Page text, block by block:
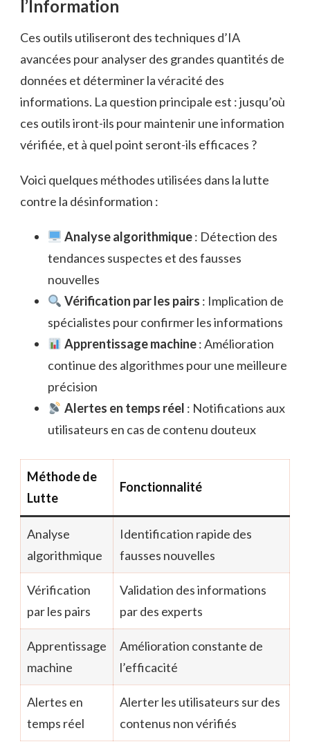
l’Information
Ces outils utiliseront des techniques d’IA
avancées pour analyser des grandes quantités de
données et déterminer la véracité des
informations. La question principale est : jusqu’où
ces outils iront-ils pour maintenir une information
vérifiée, et à quel point seront-ils efficaces ?
Voici quelques méthodes utilisées dans la lutte
contre la désinformation :
Analyse algorithmique: Détection des
tendances suspectes et des fausses
nouvelles
Vérification par les pairs : Implication de
spécialistes pour confirmer les informations
Apprentissage machine: Amélioration
continue des algorithmes pour une meilleure
précision
Alertes en temps réel : Notifications aux
utilisateurs en cas de contenu douteux
Méthode de
Lutte
Fonctionnalité
Analyse
algorithmique
Identification rapide des
fausses nouvelles
Vérification
par les pairs
Validation des informations
par des experts
Apprentissage
machine
Amélioration constante de
l’efficacité
Alertes en
temps réel
Alerter les utilisateurs sur des
contenus non vérifiés